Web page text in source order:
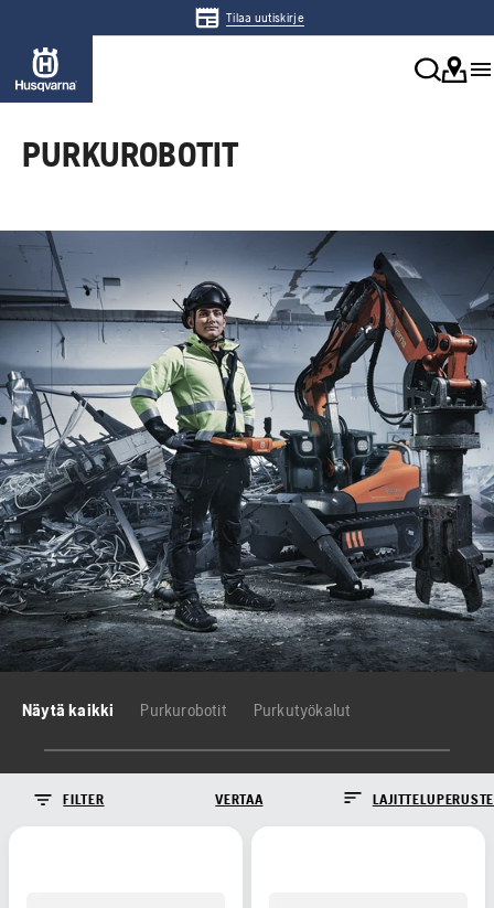
Tilaa uutiskirje
PURKUROBOTIT
Näytä kaikki Purkurobotit Purkutyökalut
FILTER VERTAA LAJITTELUPERUSTE